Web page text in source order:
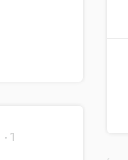
1